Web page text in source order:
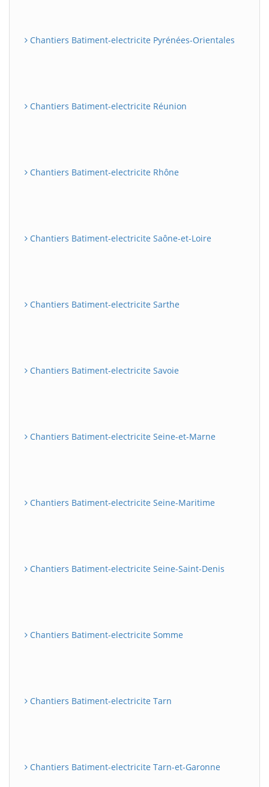
Chantiers Batiment-electricite Pyrénées-Orientales
Chantiers Batiment-electricite Réunion
Chantiers Batiment-electricite Rhône
Chantiers Batiment-electricite Saône-et-Loire
Chantiers Batiment-electricite Sarthe
Chantiers Batiment-electricite Savoie
Chantiers Batiment-electricite Seine-et-Marne
Chantiers Batiment-electricite Seine-Maritime
Chantiers Batiment-electricite Seine-Saint-Denis
Chantiers Batiment-electricite Somme
Chantiers Batiment-electricite Tarn
Chantiers Batiment-electricite Tarn-et-Garonne